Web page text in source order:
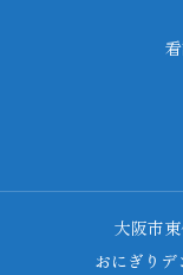
大阪市
おにぎり